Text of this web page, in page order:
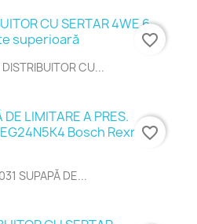
CU...
favorite_border
SUPAPĂ DE...
favorite_border